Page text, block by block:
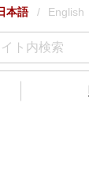
本語 English